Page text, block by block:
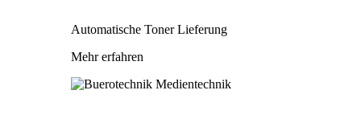
Automatische Toner Lieferung
Mehr erfahren